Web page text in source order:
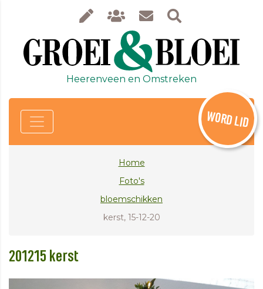
Heerenveen en Omstreken
WORD LID
Home
Foto's
bloemschikken
kerst, 15-12-20
201215 kerst